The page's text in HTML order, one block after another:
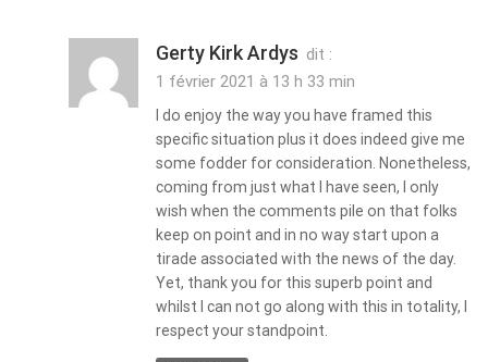
Gerty Kirk Ardys dit :
1 février 2021 à 13 h 33 min
I do enjoy the way you have framed this
specific situation plus it does indeed give me
some fodder for consideration. Nonetheless,
coming from just what I have seen, I only
wish when the comments pile on that folks
keep on point and in no way start upon a
tirade associated with the news of the day.
Yet, thank you for this superb point and
whilst I can not go along with this in totality, I
respect your standpoint.